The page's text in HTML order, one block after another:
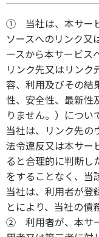
① 当社は、本サー
ソースへのリンク又
ースから本サービス
リンク先又はリンク
容、利用及びその結
性、安全性、最新性
りません。）につい
当社は、リンク先の
法令違反又は本サー
ると合理的に判断し
をすることなく、当
当社は、利用者が登
とにより、当社の債
② 利用者が、本サ